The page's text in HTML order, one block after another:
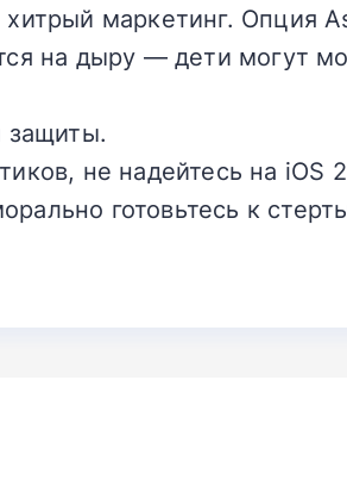
маркетинг. Опция
на дыру — дети могут
защиты.
не надейтесь на iOS
готовьтесь к